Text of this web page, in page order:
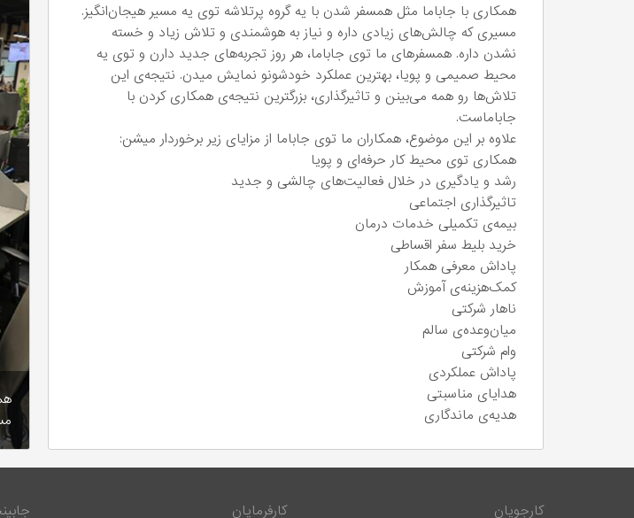
همکاری با جاباما مثل همسفر شدن با یه گروه پرتلاشه توی یه مسیر هیجان‌انگیز.
مسیری که چالش‌های زیادی داره و نیاز به هوشمندی و تلاش زیاد و خسته
نشدن داره. همسفرهای ما توی جاباما، هر روز تجربه‌های جدید دارن و توی یه
محیط صمیمی و پویا، بهترین عملکرد خودشونو نمایش میدن. نتیجه‌ی این‌
تلاش‌ها رو همه می‌بینن و تاثیرگذاری، بزرگترین نتیجه‌ی همکاری کردن با
جاباماست.
علاوه بر این موضوع، همکاران ما توی جاباما از مزایای زیر برخوردار میشن:
همکاری توی محیط کار حرفه‌ای و پویا
رشد و یادگیری در خلال فعالیت‌های چالشی و جدید
تاثیرگذاری اجتماعی
بیمه‌ی تکمیلی خدمات درمان
خرید بلیط سفر اقساطی
پاداش معرفی همکار
کمک‌هزینه‌ی آموزش
ناهار شرکتی
میان‌وعده‌ی سالم
وام شرکتی
پاداش عملکردی
هدایای مناسبتی
هدیه‌ی ماندگاری
کارجویان کارفرمایان